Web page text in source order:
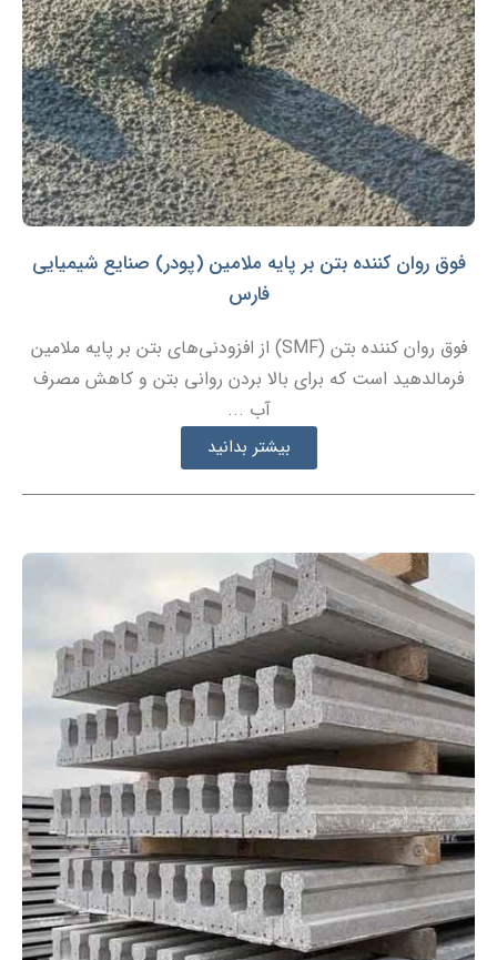
فوق روان کننده بتن بر پایه ملامین (پودر) صنایع شیمیایی
فارس
فوق روان کننده بتن (SMF) از افزودنی‌های بتن بر پایه ملامین
فرمالدهید است که برای بالا بردن روانی بتن و کاهش مصرف
آب ...
بیشتر بدانید